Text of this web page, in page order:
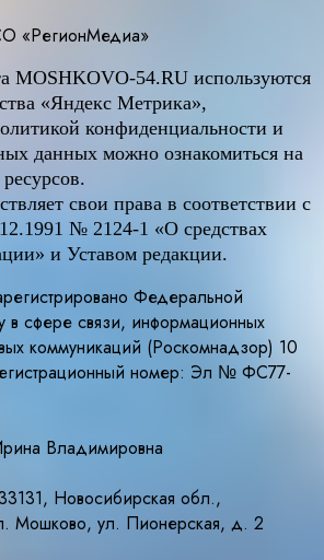
«РегионМедиа»
MOSHKOVO-54.RU используются
«Яндекс Метрика»,
конфиденциальности и
данных можно ознакомиться на
свои права в соответствии с
№ 2124-1 «О средствах
и Уставом редакции.
Федеральной
в сфере связи, информационных
коммуникаций (Роскомнадзор) 10
номер: Эл № ФС77-
Владимировна
Новосибирская обл.,
Мошково, ул. Пионерская, д. 2